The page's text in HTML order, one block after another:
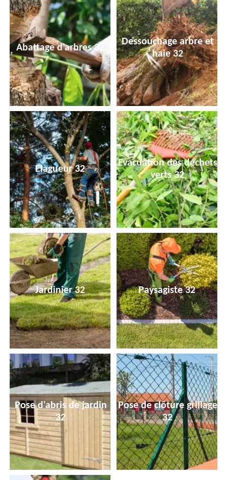
Abattage d'arbres 32
Dessouchage arbre et
haie 32
Elagueur 32
Evacuation des déchets
verts 32
Jardinier 32 Paysagiste 32
Pose d'abris de jardin
32
Pose de clôture grillage
32